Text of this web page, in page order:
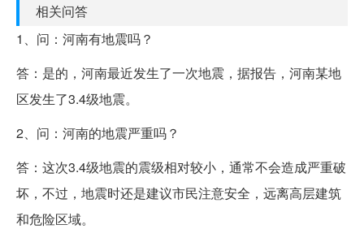
相关问答
1、问：河南有地震吗？
答：是的，河南最近发生了一次地震，据报告，河南某地
区发生了3.4级地震。
2、问：河南的地震严重吗？
答：这次3.4级地震的震级相对较小，通常不会造成严重破
坏，不过，地震时还是建议市民注意安全，远离高层建筑
和危险区域。